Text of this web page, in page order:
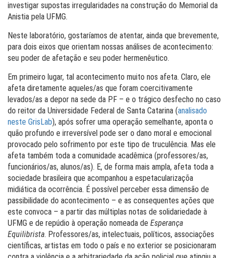
investigar supostas irregularidades na construção do Memorial da
Anistia pela UFMG.
Neste laboratório, gostaríamos de atentar, ainda que brevemente,
para dois eixos que orientam nossas análises de acontecimento:
seu poder de afetação e seu poder hermenêutico.
Em primeiro lugar, tal acontecimento muito nos afeta. Claro, ele
afeta diretamente aqueles/as que foram coercitivamente
levados/as a depor na sede da PF – e o trágico desfecho no caso
do reitor da Universidade Federal de Santa Catarina (analisado
neste GrisLab), após sofrer uma operação semelhante, aponta o
quão profundo e irreversível pode ser o dano moral e emocional
provocado pelo sofrimento por este tipo de truculência. Mas ele
afeta também toda a comunidade acadêmica (professores/as,
funcionários/as, alunos/as). E, de forma mais ampla, afeta toda a
sociedade brasileira que acompanhou a espetacularizaçõa
midiática da ocorrência. É possível perceber essa dimensão de
passibilidade do acontecimento – e as consequentes ações que
este convoca – a partir das múltiplas notas de solidariedade à
UFMG e de repúdio à operação nomeada de Esperança
Equilibrista. Professores/as, intelectuais, políticos, associações
científicas, artistas em todo o país e no exterior se posicionaram